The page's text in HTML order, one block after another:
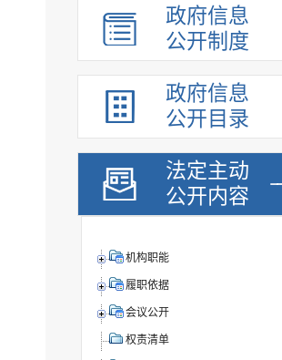
政府信息
公开制度
政府信息
公开目录
法定主动
公开内容
机构职能
履职依据
会议公开
权责清单